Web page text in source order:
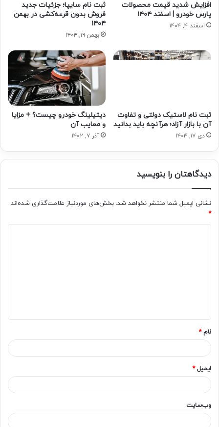
افزایش شدید قیمت محصولات
پارس خودرو | اسفند ۱۴۰۴
اسفند ۴, ۱۴۰۴
ثبت نام سایپا؛ جزئیات جدید
فروش بدون قرعه‌کشی در بهمن
۱۴۰۴
بهمن ۱۹, ۱۴۰۴
ثبت نام لاستیک دولتی و تفاوت
آن با بازار آزاد؛ هرآنچه باید بدانید
دی ۱۷, ۱۴۰۴
دیتیلینگ خودرو چیست؟ + مزایا
و معایب آن
آذر ۷, ۱۴۰۲
دیدگاهتان را بنویسید
نشانی ایمیل شما منتشر نخواهد شد. بخش‌های موردنیاز علامت‌گذاری شده‌اند
*
*
نام*
ایمیل*
وب‌سایت